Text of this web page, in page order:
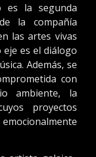
es la segunda
la compañía
las artes vivas
es el diálogo
Además, se
con
ambiente, la
proyectos